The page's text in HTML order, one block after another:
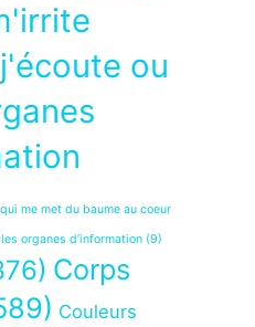
ou
me met du baume au coeur
organes d’information (9)
Corps
Couleurs